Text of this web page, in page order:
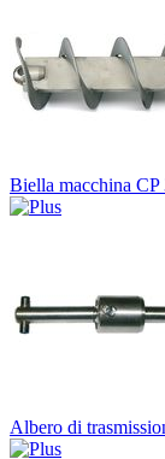
Biella macchina CP
Albero di